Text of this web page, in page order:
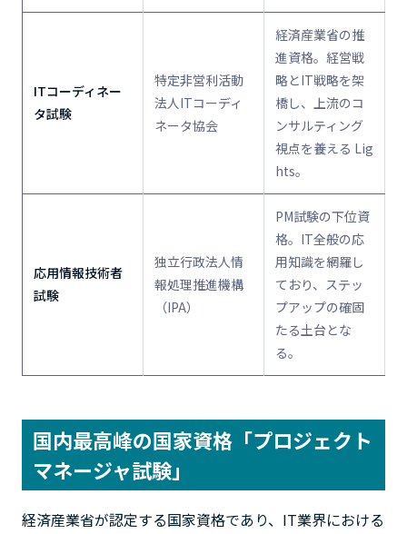
ITコーディネー
タ試験
特定非営利活動
法人ITコーディ
ネータ協会
経済産業省の推
進資格。経営戦
略とIT戦略を架
橋し、上流のコ
ンサルティング
視点を養える Lig
hts。
応用情報技術者
試験
独立行政法人情
報処理推進機構
（IPA）
PM試験の下位資
格。IT全般の応
用知識を網羅し
ており、ステッ
プアップの確固
たる土台とな
る。
国内最高峰の国家資格「プロジェクト
マネージャ試験」
経済産業省が認定する国家資格であり、IT業界における